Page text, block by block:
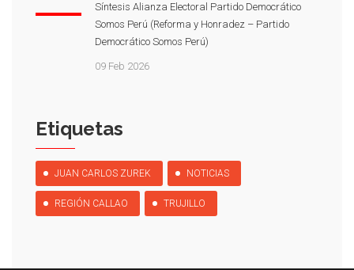
Síntesis Alianza Electoral Partido Democrático
Somos Perú (Reforma y Honradez – Partido
Democrático Somos Perú)
09 Feb 2026
Etiquetas
JUAN CARLOS ZUREK NOTICIAS
REGIÓN CALLAO TRUJILLO